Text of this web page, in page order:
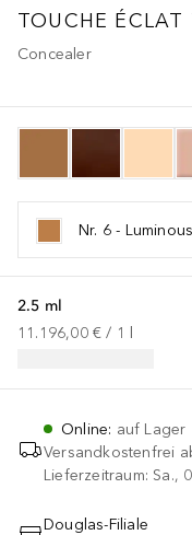
TOUCHE ÉCLAT
Concealer
Nr. 6 -
2.5 ml
11.196,00 € / 1
Online: auf Lager
Versandkostenfrei
Lieferzeitraum: Sa.,
Douglas-Filiale